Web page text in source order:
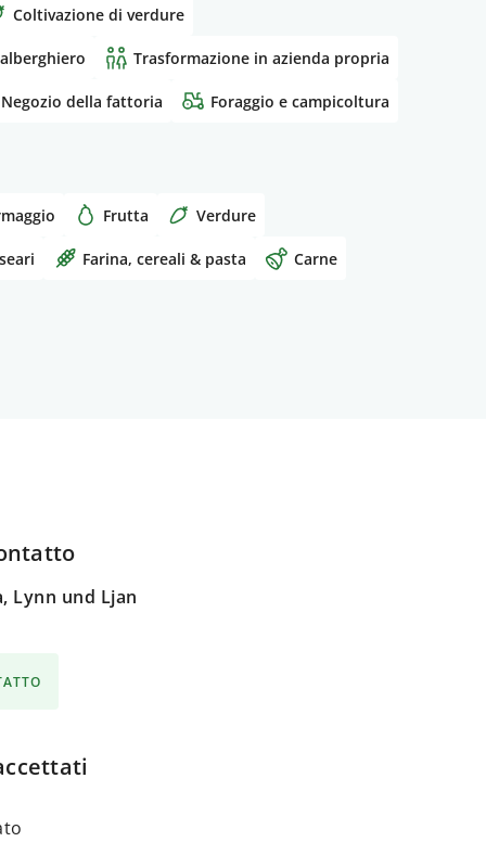
Coltivazione di verdure
Trasformazione in azienda propria
Negozio della fattoria Foraggio e campicoltura
Frutta Verdure
Farina, cereali & pasta Carne
Lynn und Ljan